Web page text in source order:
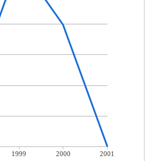
1999 2000
2001